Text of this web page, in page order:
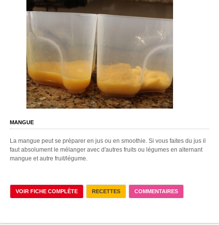
MANGUE
La mangue peut se préparer en jus ou en smoothie. Si vous faites du jus il
faut absolument le mélanger avec d'autres fruits ou légumes en alternant
mangue et autre fruit/légume.
VOIR FICHE COMPLÈTE RECETTES COMMENTAIRES